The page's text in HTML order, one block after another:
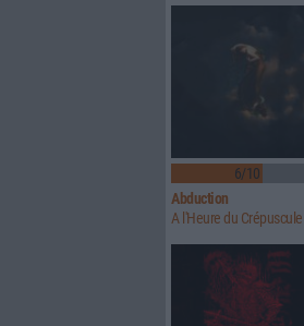
6/10
Abduction
A l'Heure du Crépuscule